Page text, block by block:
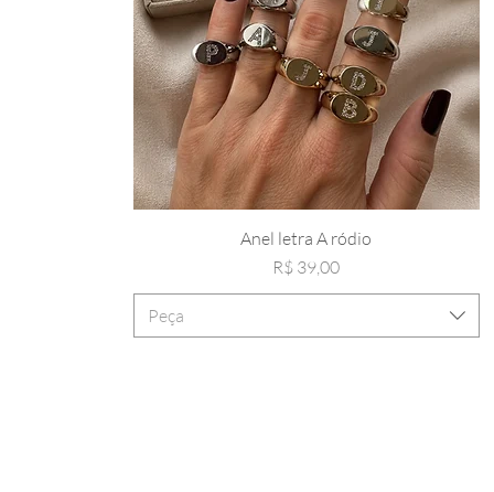
Anel letra A ródio
Preço
R$ 39,00
Peça